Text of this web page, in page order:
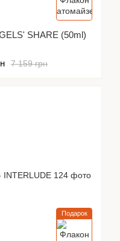
SHARE (50ml)
7 159 грн
Подарок